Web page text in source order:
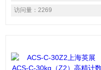
脚。防水硅胶处理，保证称重
准确度，防虫害。抗干扰能力
50/60 Hz DC12V/1A开关电
源，6V/4AH 充电电池。具有
访问量： 2269